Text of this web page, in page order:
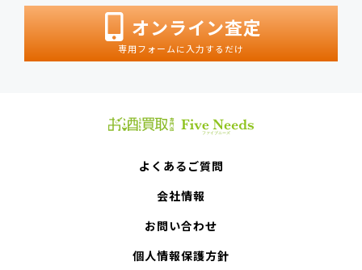
オンライン査定
専用フォームに入力するだけ
よくあるご質問
会社情報
お問い合わせ
個人情報保護方針